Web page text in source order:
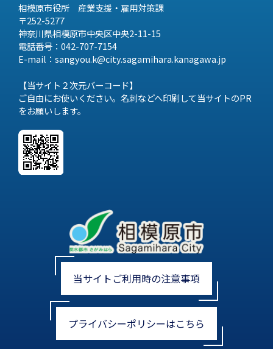
相模原市役所 産業支援・雇用対策課
〒252-5277
神奈川県相模原市中央区中央2-11-15
電話番号：042-707-7154
E-mail：sangyou.k@city.sagamihara.kanagawa.jp
【当サイト２次元バーコード】
ご自由にお使いください。名刺などへ印刷して当サイトのPR
をお願いします。
当サイトご利用時の注意事項
プライバシーポリシーはこちら